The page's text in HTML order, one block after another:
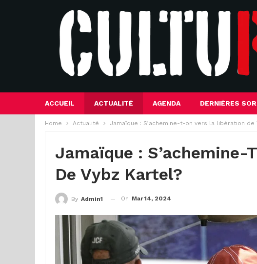
ACCUEIL ACTUALITÉ AGENDA DERNIÈRES
Home Actualité Jamaïque : S’achemine-t-on vers la libération de
Jamaïque :
De Vybz Kartel?
By Admin1 On Mar 14, 2024